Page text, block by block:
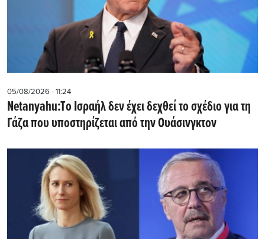
05/08/2026 - 11:24
Netanyahu:Tο Ισραήλ δεν έχει δεχθεί το σχέδιο για τη
Γάζα που υποστηρίζεται από την Ουάσινγκτον